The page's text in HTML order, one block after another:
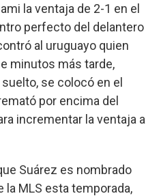
la ventaja de 2-1 en el
perfecto del delantero
al uruguayo quien
minutos más tarde,
se colocó en el
por encima del
incrementar la ventaja a
Suárez es nombrado
la MLS esta temporada,